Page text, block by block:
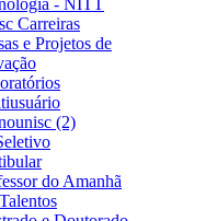
- NITT
Carreiras
e Projetos de
(2)
do Amanhã